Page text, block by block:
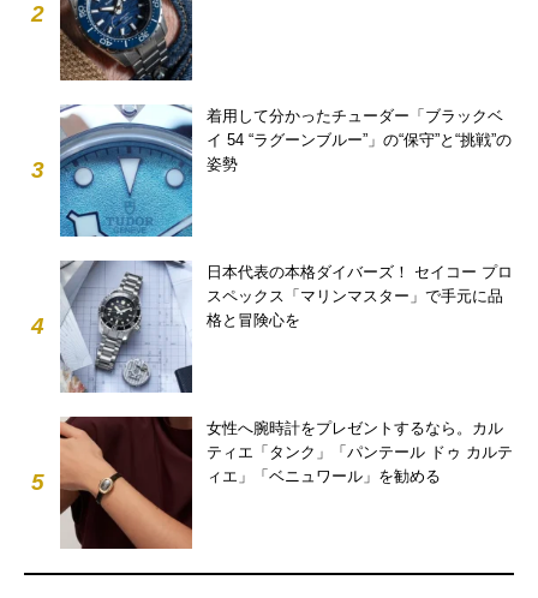
2
3
着用して分かったチューダー「ブラックベ
イ 54 “ラグーンブルー”」の“保守”と“挑戦”の
姿勢
4
日本代表の本格ダイバーズ！ セイコー プロ
スペックス「マリンマスター」で手元に品
格と冒険心を
5
女性へ腕時計をプレゼントするなら。カル
ティエ「タンク」「パンテール ドゥ カルテ
ィエ」「ベニュワール」を勧める